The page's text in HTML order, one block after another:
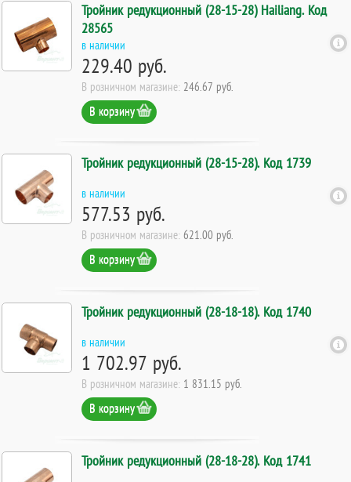
Тройник редукционный (28-15-28) Hailiang. Код
28565
в наличии
229.40 руб.
В розничном магазине: 246.67 руб.
В корзину
Тройник редукционный (28-15-28). Код 1739
в наличии
577.53 руб.
В розничном магазине: 621.00 руб.
В корзину
Тройник редукционный (28-18-18). Код 1740
в наличии
1 702.97 руб.
В розничном магазине: 1 831.15 руб.
В корзину
Тройник редукционный (28-18-28). Код 1741